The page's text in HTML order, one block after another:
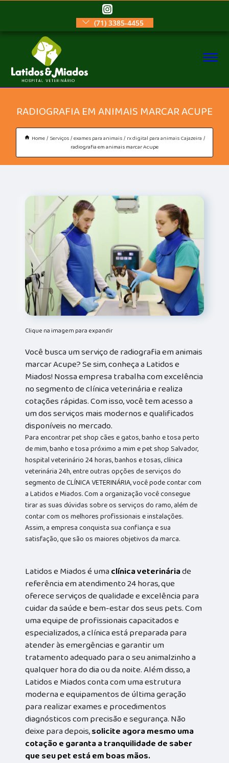
(71) 3385-4455
RADIOGRAFIA EM ANIMAIS MARCAR ACUPE
Home Serviços exames para animais rx digital para animais Cajazeira
radiografia em animais marcar Acupe
Clique na imagem para expandir
Você busca um serviço de radiografia em animais
marcar Acupe? Se sim, conheça a Latidos e
Miados! Nossa empresa trabalha com excelência
no segmento de clínica veterinária e realiza
cotações rápidas. Com isso, você tem acesso a
um dos serviços mais modernos e qualificados
disponíveis no mercado.
Para encontrar pet shop cães e gatos, banho e tosa perto
de mim, banho e tosa próximo a mim e pet shop Salvador,
hospital veterinário 24 horas, banhos e tosas, clínica
veterinária 24h, entre outras opções de serviços do
segmento de CLÍNICA VETERINÁRIA, você pode contar com
a Latidos e Miados. Com a organização você consegue
tirar as suas dúvidas sobre os serviços do ramo, além de
contar com os melhores profissionais e instalações.
Assim, a empresa conquista sua confiança e sua
satisfação, que são os maiores objetivos da marca.
Latidos e Miados é umaclínica veterináriade
referência em atendimento 24 horas, que
oferece serviços de qualidade e excelência para
cuidar da saúde e bem-estar dos seus pets. Com
uma equipe de profissionais capacitados e
especializados, a clínica está preparada para
atender às emergências e garantir um
tratamento adequado para o seu animalzinho a
qualquer hora do dia ou da noite. Além disso, a
Latidos e Miados conta com uma estrutura
moderna e equipamentos de última geração
para realizar exames e procedimentos
diagnósticos com precisão e segurança. Não
deixe para depois,solicite agora mesmo uma
cotação e garanta a tranquilidade de saber
que seu pet está em boas mãos.